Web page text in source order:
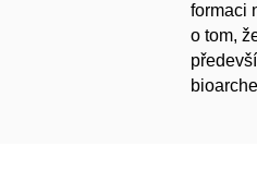
formaci
o tom,